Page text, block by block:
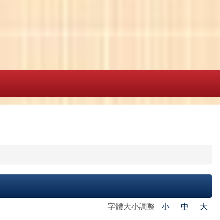
字體大小調整 小 中 大